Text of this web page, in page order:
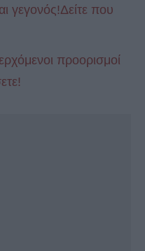
γεγονός!Δείτε που
προορισμοί